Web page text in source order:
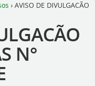
› AVISO DE DIVULGACÃO
N°